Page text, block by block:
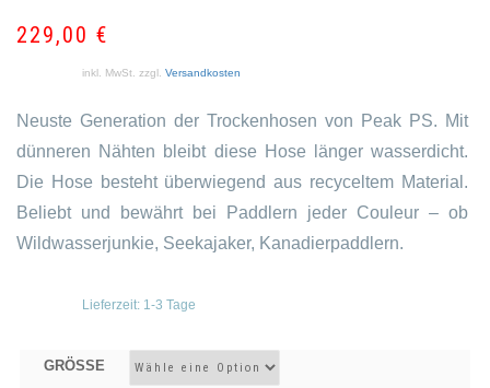
229,00 €
inkl. MwSt. zzgl. Versandkosten
Neuste Generation der Trockenhosen von Peak PS. Mit
dünneren Nähten bleibt diese Hose länger wasserdicht.
Die Hose besteht überwiegend aus recyceltem Material.
Beliebt und bewährt bei Paddlern jeder Couleur – ob
Wildwasserjunkie, Seekajaker, Kanadierpaddlern.
Lieferzeit: 1-3 Tage
GRÖSSE